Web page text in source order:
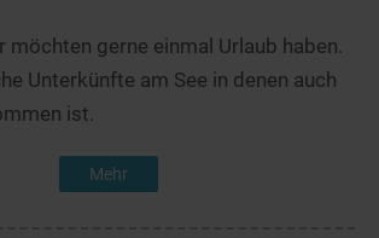
möchten gerne einmal Urlaub haben.
Unterkünfte am See in denen auch
ist.
Mehr